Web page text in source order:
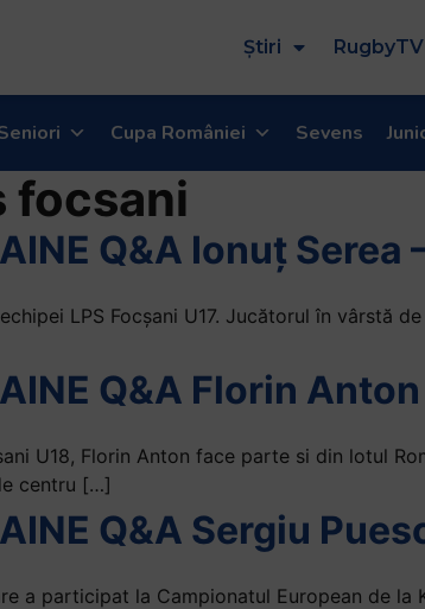
Știri RugbyTV
Cupa României Sevens
focsani
Q&A Ionuț Serea
LPS Focșani U17. Jucătorul în vârstă
Q&A Florin
U18, Florin Anton face parte si din lotul
centru […]
Q&A Sergiu
a participat la Campionatul European de la